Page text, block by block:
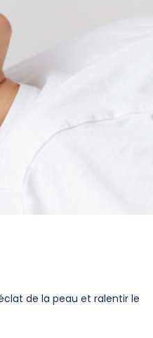
de la peau et ralentir le